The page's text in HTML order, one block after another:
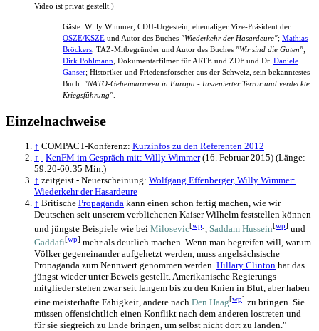
Video ist privat gestellt.)
Gäste: Willy Wimmer, CDU-Urgestein, ehemaliger Vize-Präsident der
OSZE/KSZE und Autor des Buches "Wiederkehr der Hasardeure"; Mathias
Bröckers , TAZ-Mitbegründer und Autor des Buches "Wir sind die Guten";
Dirk Pohlmann , Dokumentar­filmer für ARTE und ZDF und Dr. Daniele
Ganser; Historiker und Friedens­forscher aus der Schweiz, sein bekanntestes
Buch: "NATO-Geheim­armeen in Europa - Inszenierter Terror und verdeckte
Kriegs­führung"
Einzelnachweise
↑ COMPACT-Konferenz: Kurzinfos zu den Referenten 2012
↑
KenFM im Gespräch mit: Willy Wimmer(16. Februar 2015) (Länge:
59:20-60:35 Min.)
↑ zeitgeist - Neuerscheinung: Wolfgang Effenberger, Willy Wimmer:
Wiederkehr der Hasardeure
↑ Britische Propaganda kann einen schon fertig machen, wie wir
Deutschen seit unserem verblichenen Kaiser Wilhelm feststellen können
und jüngste Beispiele wie bei Milosevic[wp] Saddam Hussein[wp] und
Gaddafi[wp] mehr als deutlich machen. Wenn man begreifen will, warum
Völker gegeneinander aufgehetzt werden, muss angelsächsische
Propaganda zum Nennwert genommen werden. Hillary Clinton hat das
jüngst wieder unter Beweis gestellt. Amerikanische Regierungs­
mitglieder stehen zwar seit langem bis zu den Knien in Blut, aber haben
eine meisterhafte Fähigkeit, andere nach Den Haag[wp] zu bringen. Sie
müssen offensichtlich einen Konflikt nach dem anderen lostreten und
für sie siegreich zu Ende bringen, um selbst nicht dort zu landen."